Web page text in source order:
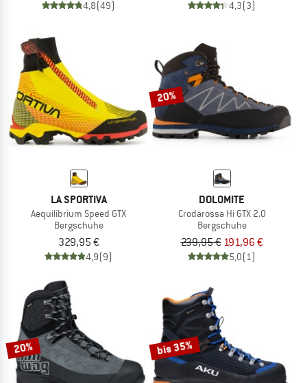
4,8(49) 4,3(3)
LA SPORTIVA
Aequilibrium Speed GTX
Bergschuhe
329,95 €
4,9(9)
20%
DOLOMITE
Crodarossa Hi GTX 2.0
Bergschuhe
239,95 € 191,96 €
5,0(1)
20% bis 35%